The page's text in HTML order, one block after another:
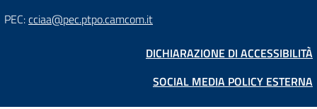
PEC:cciaa@pec.ptpo.camcom.it
DICHIARAZIONE DI ACCESSIBILITÀ
SOCIAL MEDIA POLICY ESTERNA